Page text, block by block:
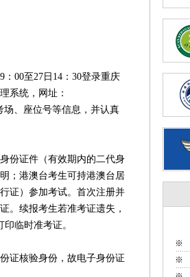
00至27日14：30登录重庆
系统，网址：
场、座位号等信息，并认真
份证件（有效期内的二代身
；港澳台考生可持港澳台居
证）参加考试。首次注册并
。续报考生若准考证遗失，
临时准考证。
证核验身份，故电子身份证
※
※